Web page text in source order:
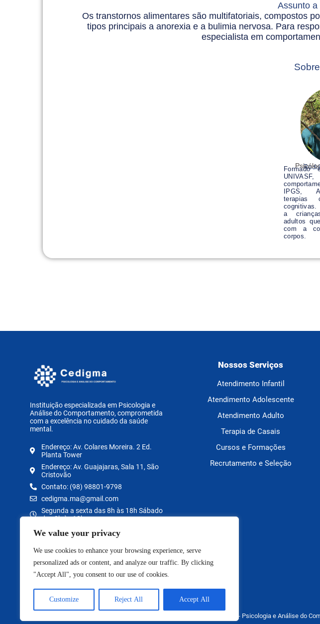
We value your privacy
We use cookies to enhance your browsing experience, serve
personalized ads or content, and analyze our traffic. By clicking
"Accept All", you consent to our use of cookies.
Customize Reject All Accept All
Assunto
Os transtornos alimentares são multifatoriais, compostos
tipos principais a anorexia e a bulimia nervosa. Para
especialista em
Formado
IPGS,
terapias
cognitivas.
a
adultos
com a
corpos.
Instituição especializada em Psicologia e
Análise do Comportamento, comprometida
com a excelência no cuidado da saúde
mental.
Endereço: Av. Colares Moreira. 2 Ed.
Planta Tower
Endereço: Av. Guajajaras, Sala 11, São
Cristovão
Contato: (98) 98801-9798
cedigma.ma@gmail.com
Segunda a sexta das 8h às 18h Sábado
das 8h às 12h
Nossos Serviços
Atendimento Infantil
Atendimento Adolescente
Atendimento Adulto
Terapia de Casais
Cursos e Formações
Recrutamento e Seleção
Copyright © 2026 Cedigma - Psicologia e Análise do